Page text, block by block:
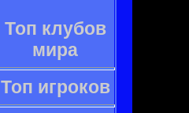
Топ клубов
мира
Топ игроков